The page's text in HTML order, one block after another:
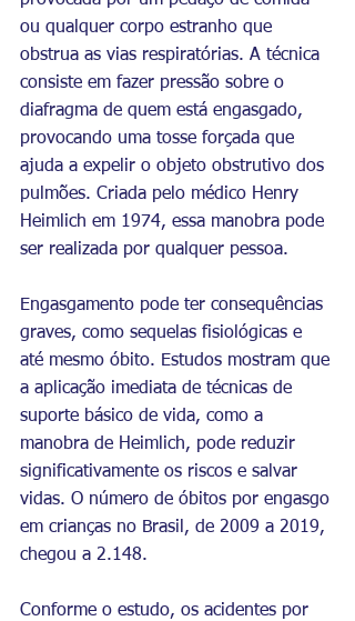
ou qualquer corpo estranho que
obstrua as vias respiratórias. A técnica
consiste em fazer pressão sobre o
diafragma de quem está engasgado,
provocando uma tosse forçada que
ajuda a expelir o objeto obstrutivo dos
pulmões. Criada pelo médico Henry
Heimlich em 1974, essa manobra pode
ser realizada por qualquer pessoa.
Engasgamento pode ter consequências
graves, como sequelas fisiológicas e
até mesmo óbito. Estudos mostram que
a aplicação imediata de técnicas de
suporte básico de vida, como a
manobra de Heimlich, pode reduzir
significativamente os riscos e salvar
vidas. O número de óbitos por engasgo
em crianças no Brasil, de 2009 a 2019,
chegou a 2.148.
Conforme o estudo, os acidentes por